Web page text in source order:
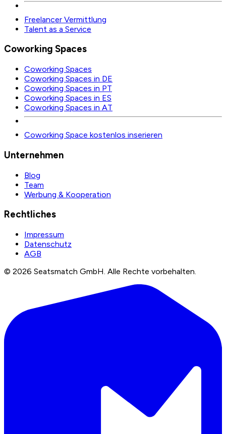
Freelancer Vermittlung
Talent as a Service
Coworking Spaces
Coworking Spaces
Coworking Spaces in DE
Coworking Spaces in PT
Coworking Spaces in ES
Coworking Spaces in AT
Coworking Space kostenlos inserieren
Unternehmen
Blog
Team
Werbung & Kooperation
Rechtliches
Impressum
Datenschutz
AGB
© 2026 Seatsmatch GmbH. Alle Rechte vorbehalten.